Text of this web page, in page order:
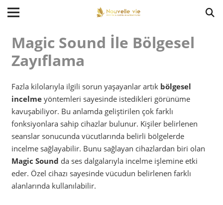
Magic Sound İle Bölgesel
Zayıflama
Fazla kilolarıyla ilgili sorun yaşayanlar artık bölgesel
incelme yöntemleri sayesinde istedikleri görünüme
kavuşabiliyor. Bu anlamda geliştirilen çok farklı
fonksiyonlara sahip cihazlar bulunur. Kişiler belirlenen
seanslar sonucunda vücutlarında belirli bölgelerde
incelme sağlayabilir. Bunu sağlayan cihazlardan biri olan
Magic Sound da ses dalgalarıyla incelme işlemine etki
eder. Özel cihazı sayesinde vücudun belirlenen farklı
alanlarında kullanılabilir.